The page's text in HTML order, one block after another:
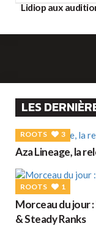
Lidiop aux
LES
ROOTS 3
Aza Lineage, la
ROOTS 1
Morceau du jour
& Steady Ranks